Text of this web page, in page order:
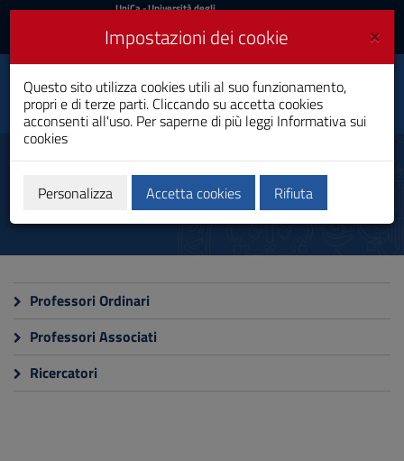
Vai
al
navigazione
sito
al
Footer
UniCa
Accedi
UniCa- Università degli
Accedi UniCA News
Toggle
navigation
Dipartimento di
Matematica e
informatica
Docenti e ricercatori
Professori Ordinari
Professori Associati
Ricercatori
×
Impostazioni dei cookie
Questo sito utilizza cookies utili al suo funzionamento,
propri e di terze parti. Cliccando su accetta cookies
acconsenti all'uso. Per saperne di più leggi Informativa sui
cookies
Personalizza Accetta cookies Rifiuta